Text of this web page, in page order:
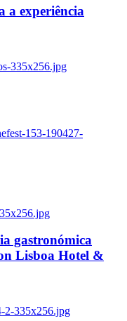
a experiência
335x256.jpg
153-190427-
gastronómica
Lisboa Hotel &
2-335x256.jpg